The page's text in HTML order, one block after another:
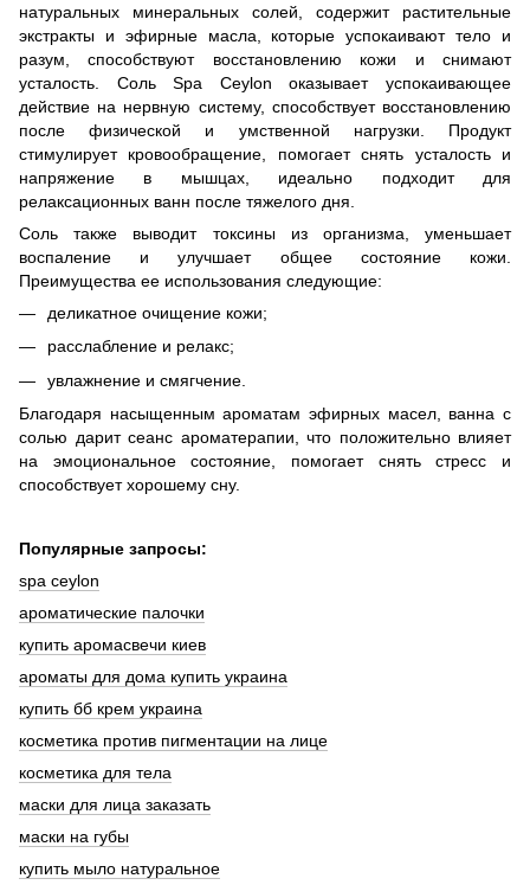
натуральных минеральных солей, содержит растительные
экстракты и эфирные масла, которые успокаивают тело и
разум, способствуют восстановлению кожи и снимают
усталость. Соль Spa Ceylon оказывает успокаивающее
действие на нервную систему, способствует восстановлению
после физической и умственной нагрузки. Продукт
стимулирует кровообращение, помогает снять усталость и
напряжение в мышцах, идеально подходит для
релаксационных ванн после тяжелого дня.
Соль также выводит токсины из организма, уменьшает
воспаление и улучшает общее состояние кожи.
Преимущества ее использования следующие:
деликатное очищение кожи;
расслабление и релакс;
увлажнение и смягчение.
Благодаря насыщенным ароматам эфирных масел, ванна с
солью дарит сеанс ароматерапии, что положительно влияет
на эмоциональное состояние, помогает снять стресс и
способствует хорошему сну.
Популярные запросы:
spa ceylon
ароматические палочки
купить аромасвечи киев
ароматы для дома купить украина
купить бб крем украина
косметика против пигментации на лице
косметика для тела
маски для лица заказать
маски на губы
купить мыло натуральное